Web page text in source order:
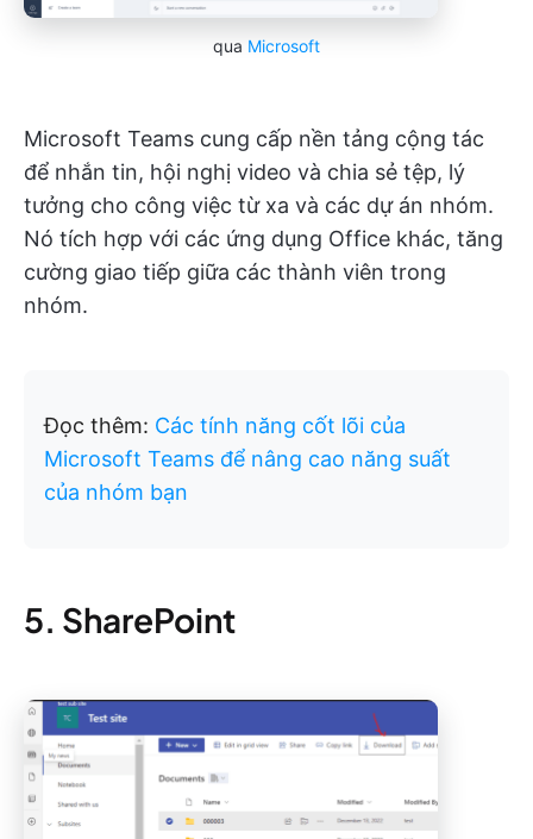
qua Microsoft
Microsoft Teams cung cấp nền tảng cộng tác
để nhắn tin, hội nghị video và chia sẻ tệp, lý
tưởng cho công việc từ xa và các dự án nhóm.
Nó tích hợp với các ứng dụng Office khác, tăng
cường giao tiếp giữa các thành viên trong
nhóm.
Đọc thêm: Các tính năng cốt lõi của
Microsoft Teams để nâng cao năng suất
của nhóm bạn
5. SharePoint